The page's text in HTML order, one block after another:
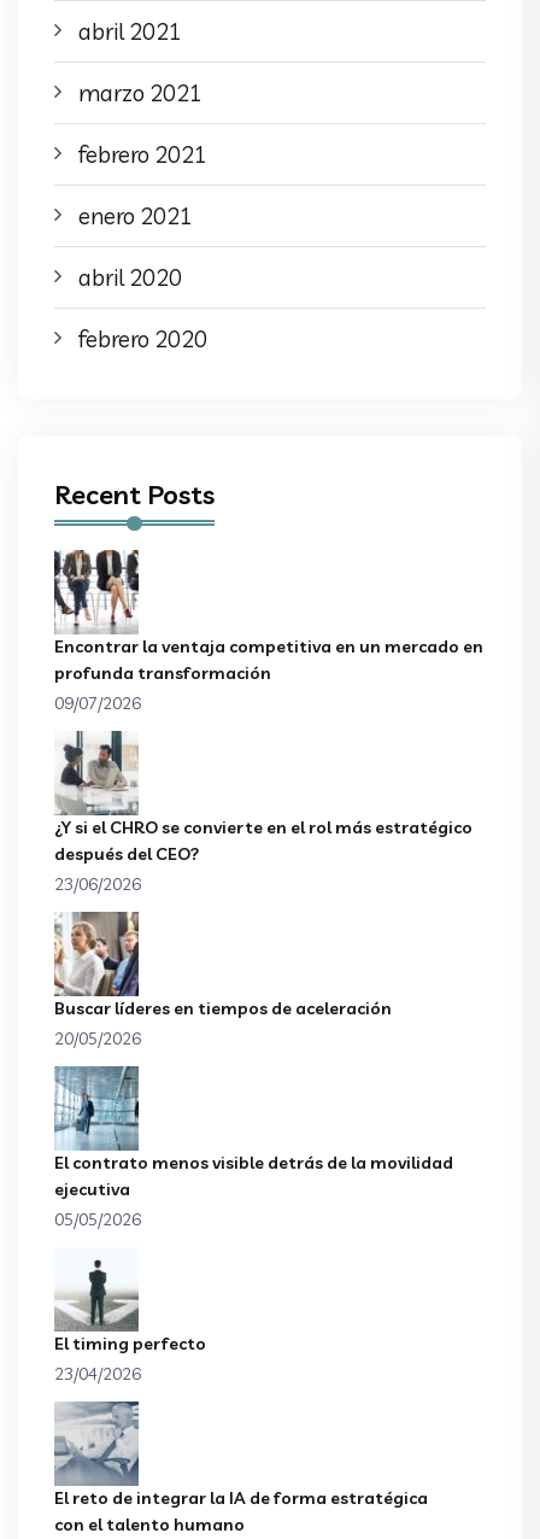
abril 2021
marzo 2021
febrero 2021
enero 2021
abril 2020
febrero 2020
Recent Posts
Encontrar la ventaja competitiva en un mercado en
profunda transformación
09/07/2026
¿Y si el CHRO se convierte en el rol más estratégico
después del CEO?
23/06/2026
Buscar líderes en tiempos de aceleración
20/05/2026
El contrato menos visible detrás de la movilidad
ejecutiva
05/05/2026
El timing perfecto
23/04/2026
El reto de integrar la IA de forma estratégica
con el talento humano